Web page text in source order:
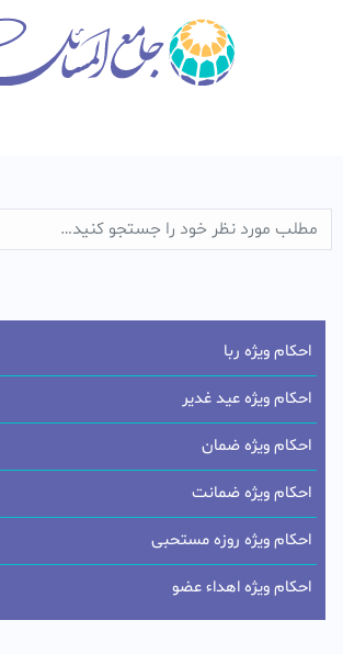
احکام ویژه ربا
احکام ویژه عید غدیر
احکام ویژه ضمان
احکام ویژه ضمانت
احکام ویژه روزه مستحبی
احکام ویژه اهداء عضو